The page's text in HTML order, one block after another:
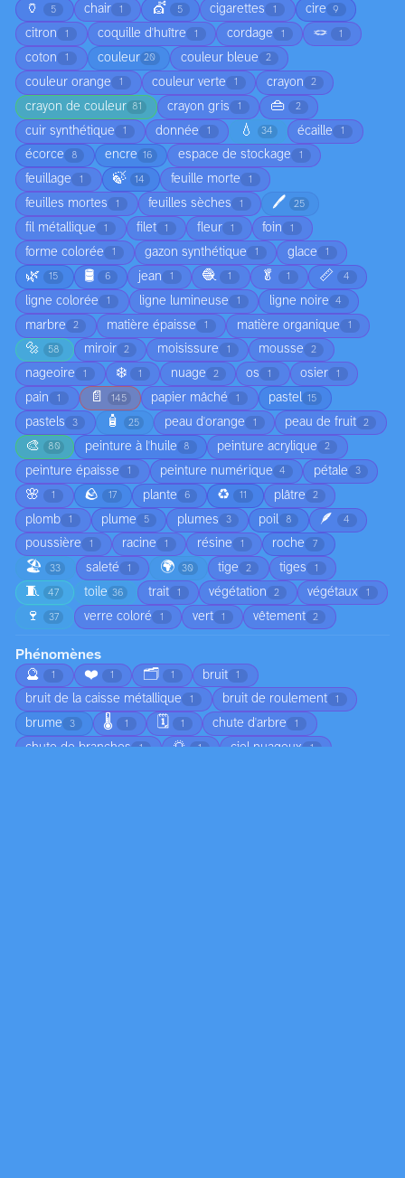
🏺 5 chair 1 💇 5 cigarettes 1 cire 9
citron 1 coquille d'huître 1 cordage 1 🪢 1
coton 1 couleur 20 couleur bleue 2
couleur orange 1 couleur verte 1 crayon 2
crayon de couleur 81 crayon gris 1 👜 2
cuir synthétique 1 donnée 1 💧 34 écaille 1
écorce 8 encre 16 espace de stockage 1
feuillage 1 🍃 14 feuille morte 1
feuilles mortes 1 feuilles sèches 1 🖊️ 25
fil métallique 1 filet 1 fleur 1 foin 1
forme colorée 1 gazon synthétique 1 glace 1
🌿 15 🛢️ 6 jean 1 🧶 1 🥬 1 📏 4
ligne colorée 1 ligne lumineuse 1 ligne noire 4
marbre 2 matière épaisse 1 matière organique 1
🔩 58 miroir 2 moisissure 1 mousse 2
nageoire 1 ❄️ 1 nuage 2 os 1 osier 1
pain 1 📄 145 papier mâché 1 pastel 15
pastels 3 🧴 25 peau d'orange 1 peau de fruit 2
🎨 80 peinture à l'huile 8 peinture acrylique 2
peinture épaisse 1 peinture numérique 4 pétale 3
🌸 1 🪨 17 plante 6 ♻️ 11 plâtre 2
plomb 1 plume 5 plumes 3 poil 8 🪶 4
poussière 1 racine 1 résine 1 roche 7
🏖️ 33 saleté 1 🌍 30 tige 2 tiges 1
🧵 47 toile 36 trait 1 végétation 2 végétaux 1
🍷 37 verre coloré 1 vert 1 vêtement 2
Phénomènes
🔮
1 ❤️ 1 🗂️ 1 bruit 1
bruit de la caisse métallique 1 bruit de roulement 1
brume 3 🌡️ 1 🗓️ 1 chute d'arbre 1
chute de branches 1 🌅 1 ciel nuageux 1